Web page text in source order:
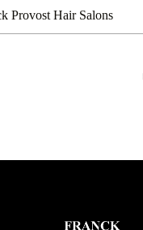
Provost Hair Salons